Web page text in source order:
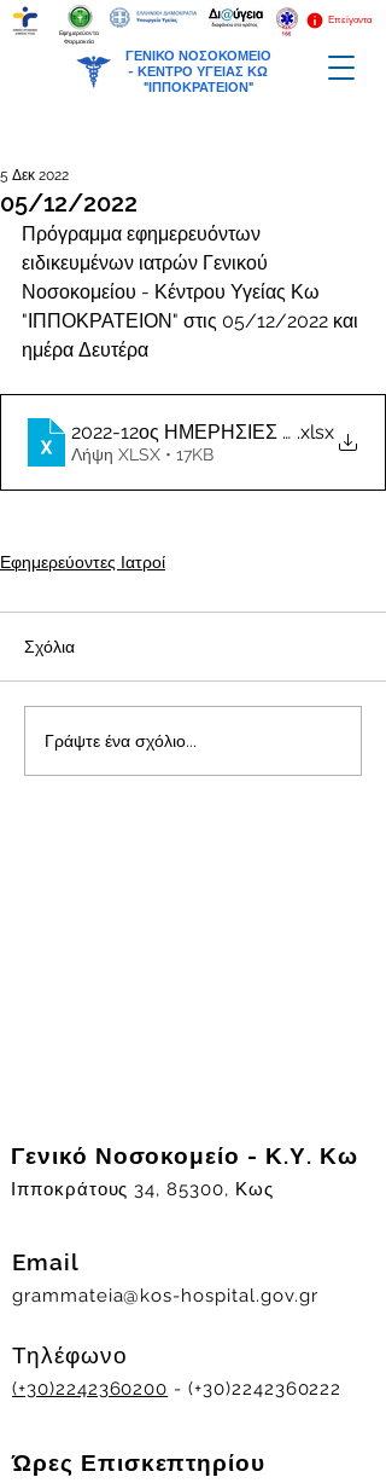
ΓΕΝΙΚΟ ΝΟΣΟΚΟΜΕΙΟ
- ΚΕΝΤΡΟ ΥΓΕΙΑΣ ΚΩ
"ΙΠΠΟΚΡΑΤΕΙΟΝ"
Επείγοντα
Εφημερεύοντα
Φαρμακεία
05/12/2022
5 Δεκ 2022
Πρόγραμμα εφημερευόντων
ειδικευμένων ιατρών Γενικού
Νοσοκομείου - Κέντρου Υγείας Κω
"ΙΠΠΟΚΡΑΤΕΙΟΝ" στις 05/12/2022 και
ημέρα Δευτέρα
2022-12ος ΗΜΕΡΗΣΙΕΣ .xlsx
Λήψη XLSX • 17KB
Εφημερεύοντες Ιατροί
Σχόλια
Γράψτε ένα σχόλιο...
Γενικό Νοσοκομείο - Κ.Υ. Κω
Ιπποκράτους 34, 85300, Κως
Email
grammateia@kos-hospital.gov.gr
Τηλέφωνο
(+30)2242360200 - (+30)2242360222
Ώρες Επισκεπτηρίου